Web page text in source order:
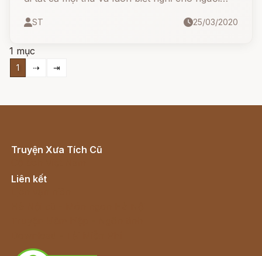
ST 25/03/2020
1 mục
1 ⇢ ⇥
Truyện Xưa Tích Cũ
Liên kết